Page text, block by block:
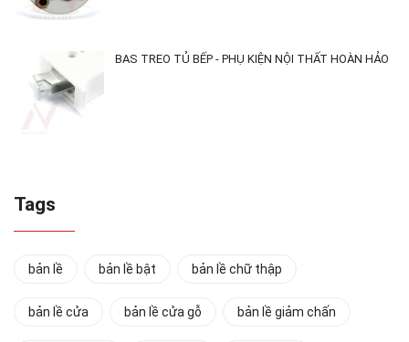
BAS TREO TỦ BẾP - PHỤ KIỆN NỘI THẤT HOÀN HẢO
Tags
bản lề bản lề bật bản lề chữ thập
bản lề cửa bản lề cửa gỗ bản lề giảm chấn